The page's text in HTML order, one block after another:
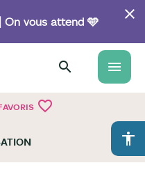
vous attend 🩵
menu
favorite_border
accessibility